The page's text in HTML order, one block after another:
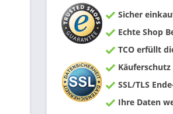
Sicher
Echte Shop
TCO erfüllt
Käuferschutz
SSL/TLS
Ihre Daten